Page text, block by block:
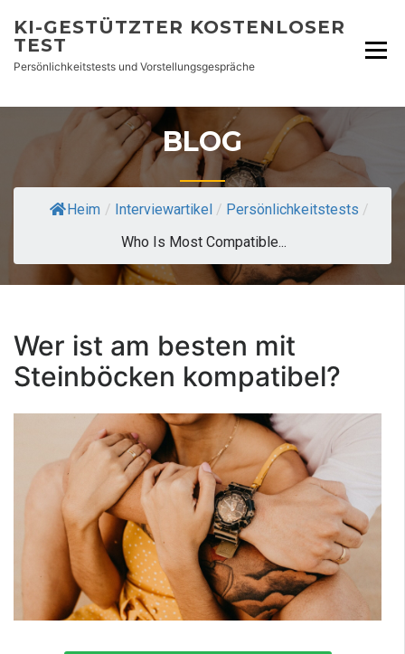
KI-GESTÜTZTER KOSTENLOSER
TEST
Persönlichkeitstests und Vorstellungsgespräche
BLOG
Heim / Interviewartikel / Persönlichkeitstests /
Who Is Most Compatible...
Wer ist am besten mit
Steinböcken kompatibel?